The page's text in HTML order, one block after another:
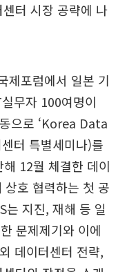
터 시장 공략에 나
제포럼에서 일본 기
무자 100여명이
으로 ‘Korea Data
터 특별세미나)를
12월 체결한 데이
호 협력하는 첫 공
는 지진, 재해 등 일
문제제기와 이에
데이터센터 전략,